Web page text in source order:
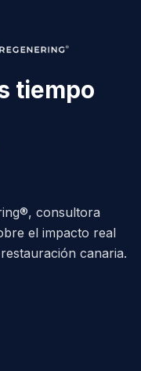
tiempo
consultora
el impacto real
canaria.